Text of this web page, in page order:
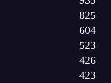
825
604
523
426
423